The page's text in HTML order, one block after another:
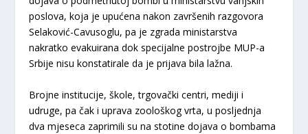
poslova, koja je upućena nakon završenih razgovora
Selaković-Cavusoglu, pa je zgrada ministarstva
nakratko evakuirana dok specijalne postrojbe MUP-a
Srbije nisu konstatirale da je prijava bila lažna.
Brojne institucije, škole, trgovački centri, mediji i
udruge, pa čak i uprava zoološkog vrta, u posljednja
dva mjeseca zaprimili su na stotine dojava o bombama